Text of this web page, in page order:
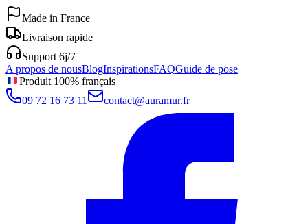
Made in France
Livraison rapide
Support 6j/7
A propos de nousBlogInspirationsFAQGuide de pose
Produit 100% français
09 72 16 73 11
contact@auramur.fr